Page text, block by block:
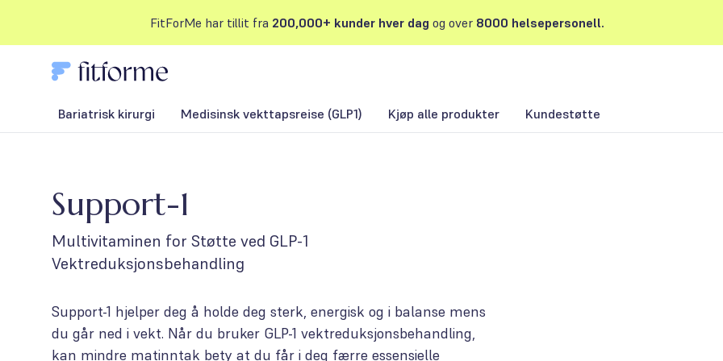
FitForMe har tillit fra 200,000+ kunder hver dag og over 8000 helsepersonell.
Bariatrisk kirurgi Medisinsk vekttapsreise (GLP1) Kjøp alle produkter Kundestøtte
Support-1
Multivitaminen for Støtte ved GLP-1
Vektreduksjonsbehandling
Support-1 hjelper deg å holde deg sterk, energisk og i balanse mens
du går ned i vekt. Når du bruker GLP-1 vektreduksjonsbehandling,
kan mindre matinntak bety at du får i deg færre essensielle